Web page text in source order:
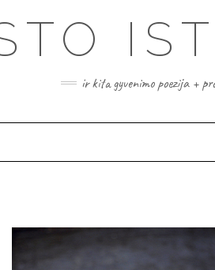
ir kita gyvenimo poezija +